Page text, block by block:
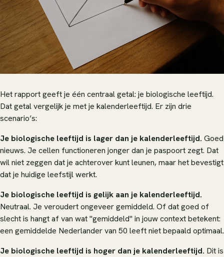
Het rapport geeft je één centraal getal: je biologische leeftijd.
Dat getal vergelijk je met je kalenderleeftijd. Er zijn drie
scenario’s:
Je biologische leeftijd is lager dan je kalenderleeftijd. Goed
nieuws. Je cellen functioneren jonger dan je paspoort zegt. Dat
wil niet zeggen dat je achterover kunt leunen, maar het bevestigt
dat je huidige leefstijl werkt.
Je biologische leeftijd is gelijk aan je kalenderleeftijd.
Neutraal. Je veroudert ongeveer gemiddeld. Of dat goed of
slecht is hangt af van wat "gemiddeld" in jouw context betekent:
een gemiddelde Nederlander van 50 leeft niet bepaald optimaal.
Je biologische leeftijd is hoger dan je kalenderleeftijd. Dit is